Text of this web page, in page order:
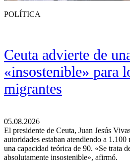
Ceuta advierte de
«insostenible» para
migrantes
05.08.2026
POLÍTICA
El presidente de Ceuta, Juan Jesús
autoridades estaban atendiendo a 1.100
una capacidad teórica de 90. «Se trata
absolutamente insostenible», afirmó.